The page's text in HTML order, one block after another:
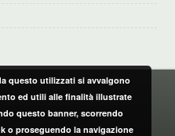
questo utilizzati si avvalgono
ed utili alle finalità illustrate
questo banner, scorrendo
o proseguendo la navigazione